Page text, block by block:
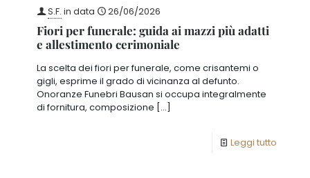
S.F. in data 26/06/2026
Fiori per funerale: guida ai mazzi più adatti
e allestimento cerimoniale
La scelta dei fiori per funerale, come crisantemi o
gigli, esprime il grado di vicinanza al defunto.
Onoranze Funebri Bausan si occupa integralmente
di fornitura, composizione […]
Leggi tutto